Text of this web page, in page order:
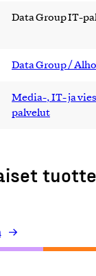
Data Group IT-
Data Group /
Media-, IT- ja
palvelut